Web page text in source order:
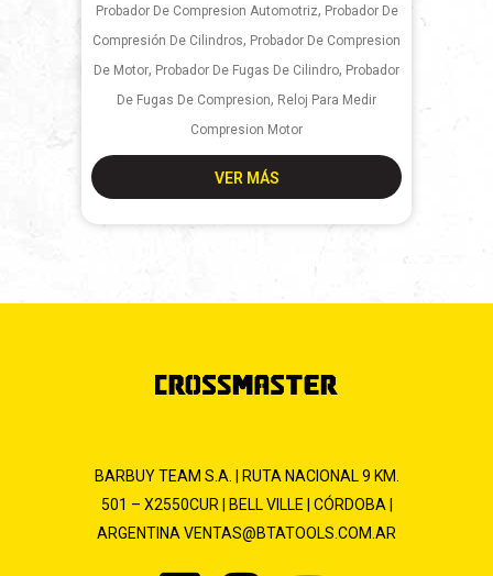
Probador De Compresion Automotriz, Probador De
Compresión De Cilindros, Probador De Compresion
De Motor, Probador De Fugas De Cilindro, Probador
De Fugas De Compresion, Reloj Para Medir
Compresion Motor
VER MÁS
BARBUY TEAM S.A. | RUTA NACIONAL 9 KM.
501 – X2550CUR | BELL VILLE | CÓRDOBA |
ARGENTINA VENTAS@BTATOOLS.COM.AR